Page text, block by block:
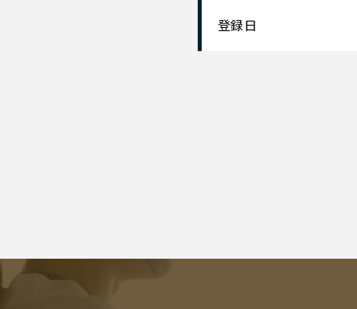
登録日